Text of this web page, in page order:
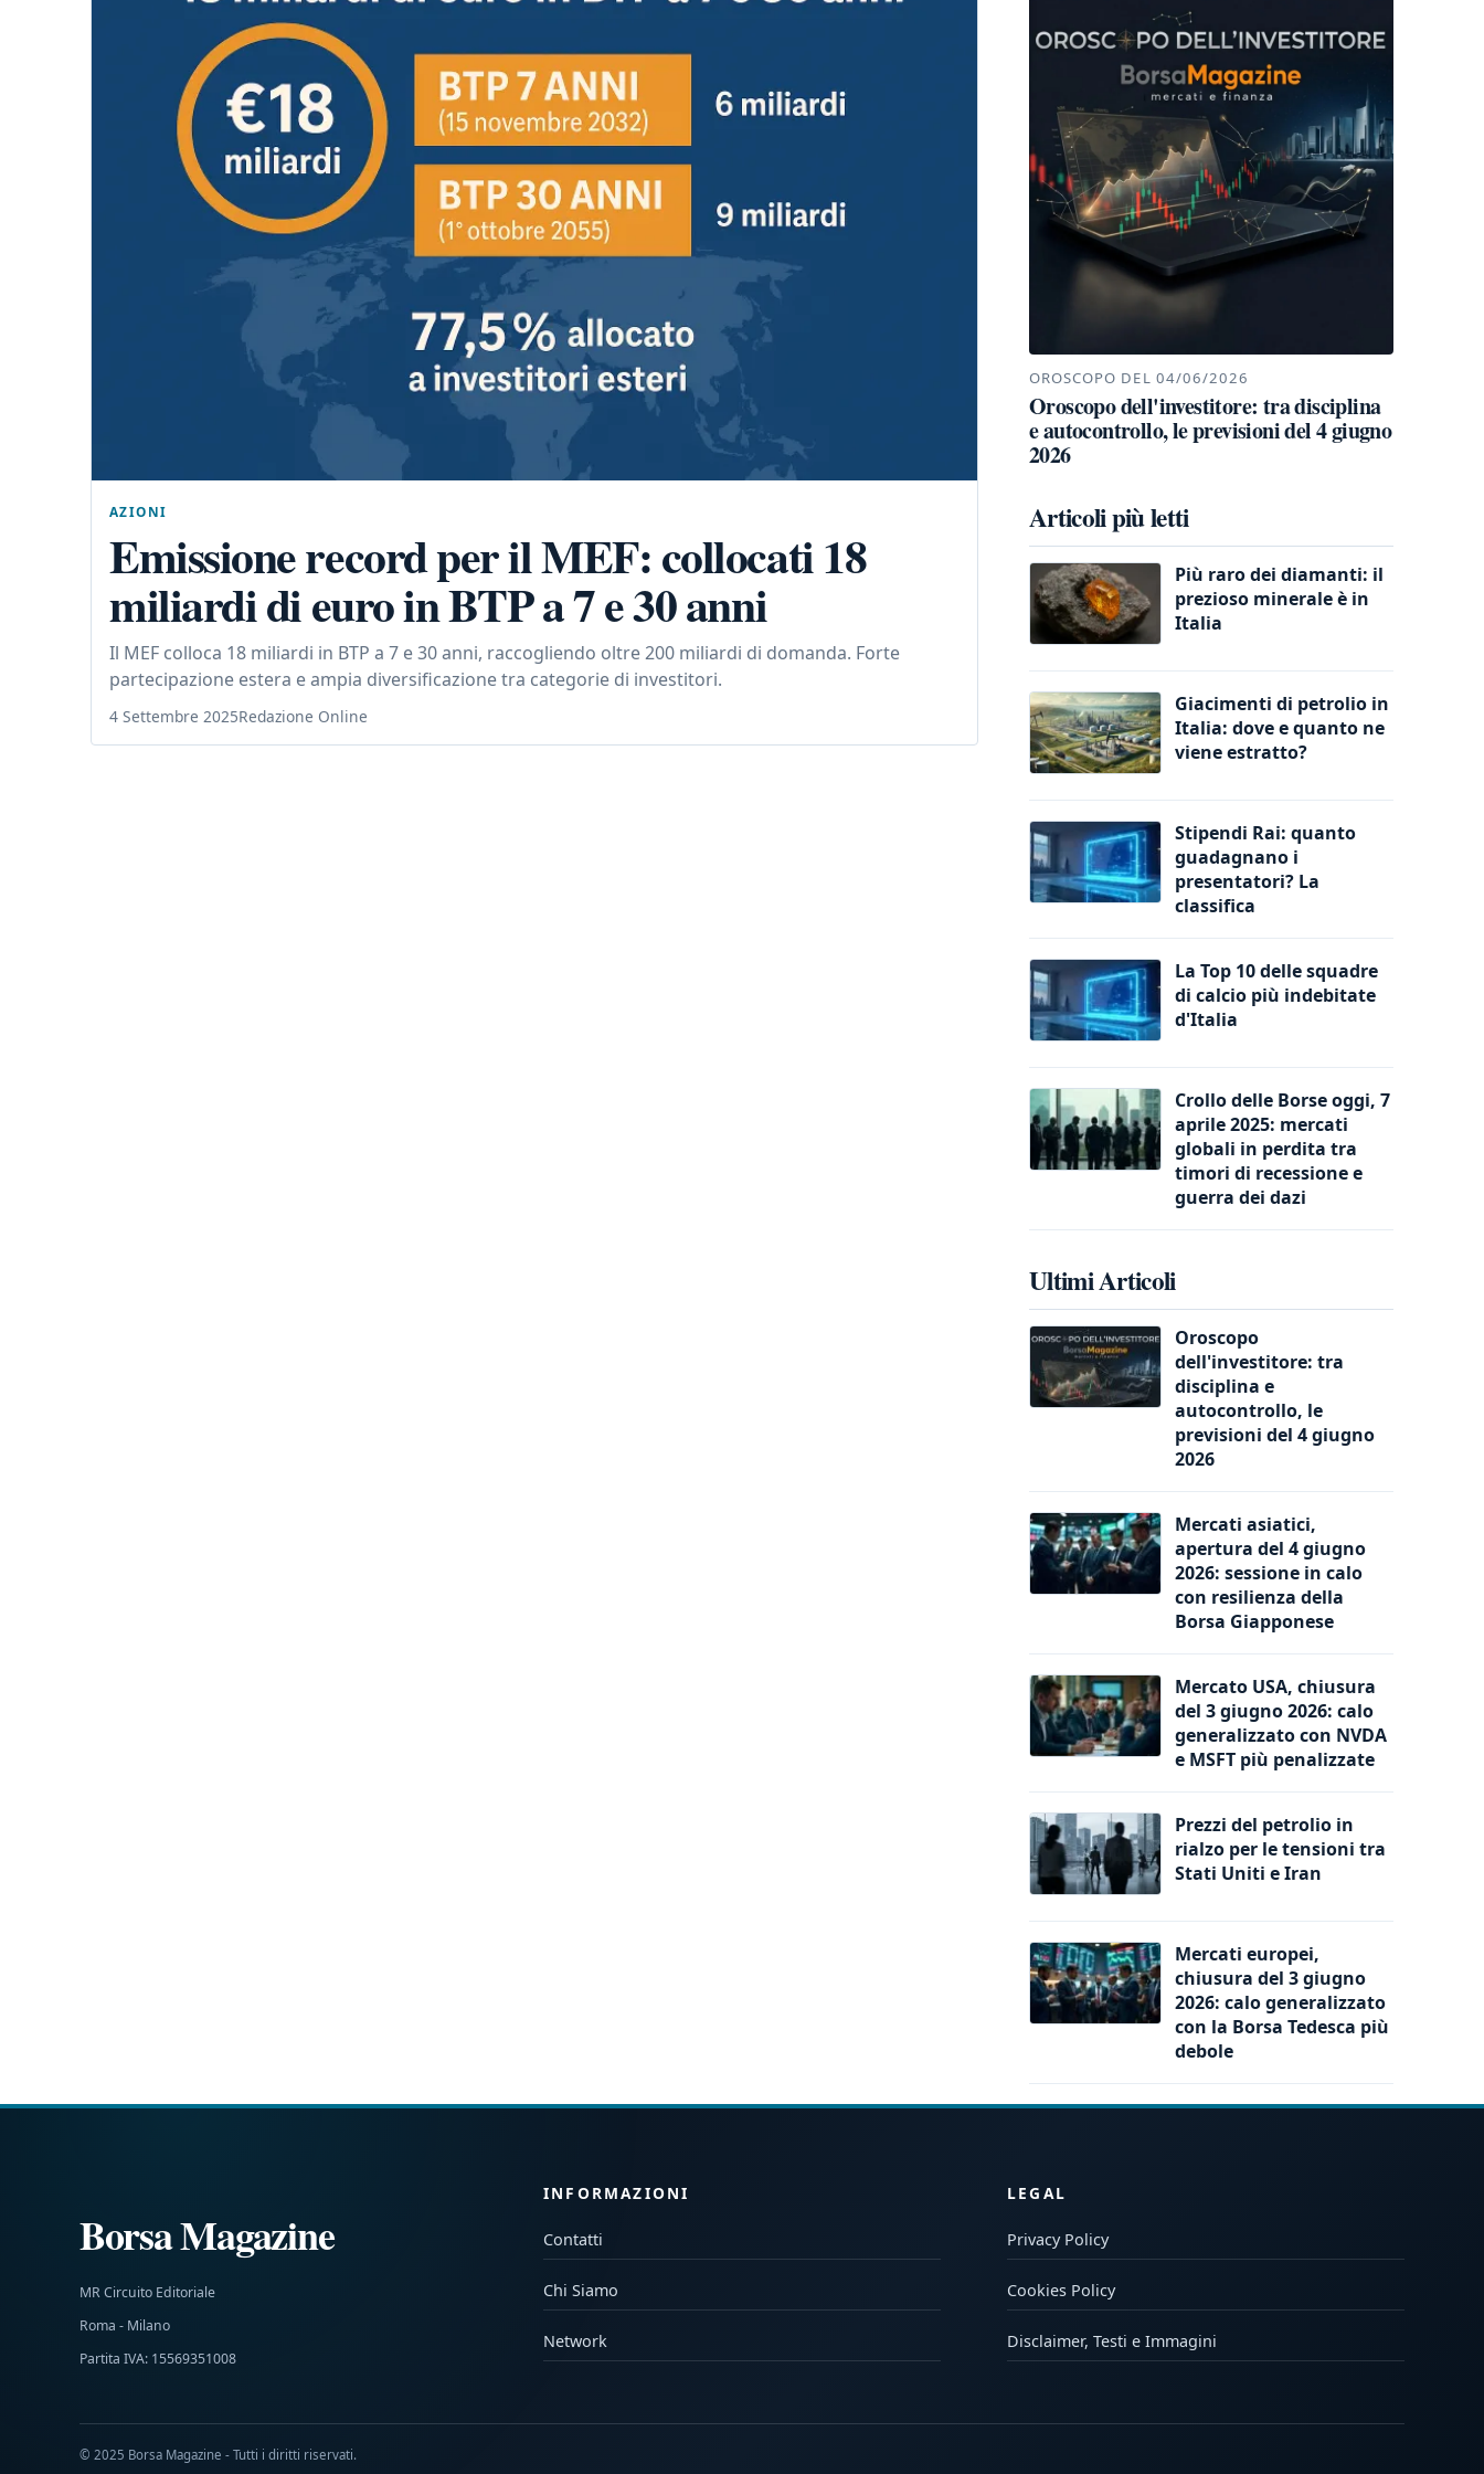
AZIONI
Emissione record per il MEF: collocati 18
miliardi di euro in BTP a 7 e 30 anni
Il MEF colloca 18 miliardi in BTP a 7 e 30 anni, raccogliendo oltre 200 miliardi di domanda. Forte
partecipazione estera e ampia diversificazione tra categorie di investitori.
4 Settembre 2025Redazione Online
OROSCOPO DEL 04/06/2026
Oroscopo dell'investitore: tra disciplina
e autocontrollo, le previsioni del 4 giugno
2026
Articoli più letti
Più raro dei diamanti: il
prezioso minerale è in
Italia
Giacimenti di petrolio in
Italia: dove e quanto ne
viene estratto?
Stipendi Rai: quanto
guadagnano i
presentatori? La
classifica
La Top 10 delle squadre
di calcio più indebitate
d'Italia
Crollo delle Borse oggi, 7
aprile 2025: mercati
globali in perdita tra
timori di recessione e
guerra dei dazi
Ultimi Articoli
Oroscopo
dell'investitore: tra
disciplina e
autocontrollo, le
previsioni del 4 giugno
2026
Mercati asiatici,
apertura del 4 giugno
2026: sessione in calo
con resilienza della
Borsa Giapponese
Mercato USA, chiusura
del 3 giugno 2026: calo
generalizzato con NVDA
e MSFT più penalizzate
Prezzi del petrolio in
rialzo per le tensioni tra
Stati Uniti e Iran
Mercati europei,
chiusura del 3 giugno
2026: calo generalizzato
con la Borsa Tedesca più
debole
Borsa Magazine
MR Circuito Editoriale
Roma - Milano
Partita IVA: 15569351008
INFORMAZIONI
Contatti
Chi Siamo
Network
LEGAL
Privacy Policy
Cookies Policy
Disclaimer, Testi e Immagini
© 2025 Borsa Magazine - Tutti i diritti riservati.